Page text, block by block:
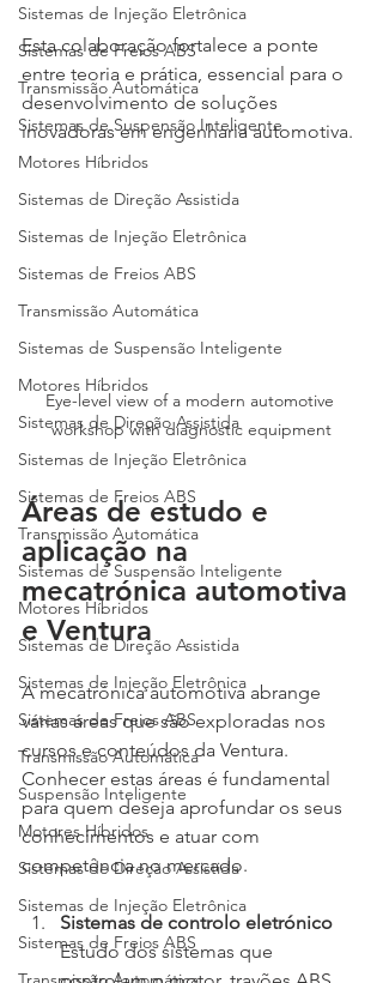
Sistemas de Injeção Eletrônica
Sistemas de Freios ABS
Transmissão Automática
Sistemas de Suspensão Inteligente
Motores Híbridos
Sistemas de Direção Assistida
Sistemas de Injeção Eletrônica
Sistemas de Freios ABS
Transmissão Automática
Sistemas de Suspensão Inteligente
Motores Híbridos
Sistemas de Direção Assistida
Sistemas de Injeção Eletrônica
Sistemas de Freios ABS
Transmissão Automática
Sistemas de Suspensão Inteligente
Motores Híbridos
Sistemas de Direção Assistida
Sistemas de Injeção Eletrônica
Sistemas de Freios ABS
Transmissão Automática
Suspensão Inteligente
Motores Híbridos
Sistemas de Direção Assistida
Sistemas de Injeção Eletrônica
Sistemas de Freios ABS
Esta colaboração fortalece a ponte
entre teoria e prática, essencial para o
desenvolvimento de soluções
inovadoras em engenharia automotiva.
Eye-level view of a modern automotive
workshop with diagnostic equipment
Áreas de estudo e
aplicação na
mecatrónica automotiva
e Ventura
A mecatrónica automotiva abrange
várias áreas que são exploradas nos
cursos e conteúdos da Ventura.
Conhecer estas áreas é fundamental
para quem deseja aprofundar os seus
conhecimentos e atuar com
competência no mercado.
Sistemas de controlo eletrónico
Estudo dos sistemas que